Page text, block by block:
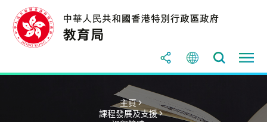
主頁 >
課程發展及支援 >